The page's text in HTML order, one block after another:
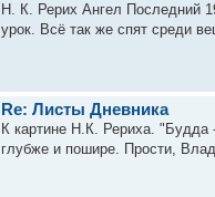
Н. К. Рерих Ангел Последний
урок. Всё так же спят среди
Re: Листы Дневника
К картине Н.К. Рериха.
глубже и пошире. Прости,